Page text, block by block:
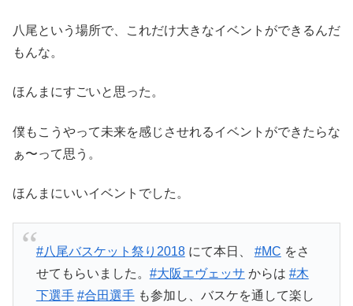
八尾という場所で、これだけ大きなイベントができるんだ
もんな。
ほんまにすごいと思った。
僕もこうやって未来を感じさせれるイベントができたらな
ぁ〜って思う。
ほんまにいいイベントでした。
#八尾バスケット祭り2018にて本日、 #MC をさ
せてもらいました。 #大阪エヴェッサ からは #木
下選手 #合田選手も参加し、バスケを通して楽し